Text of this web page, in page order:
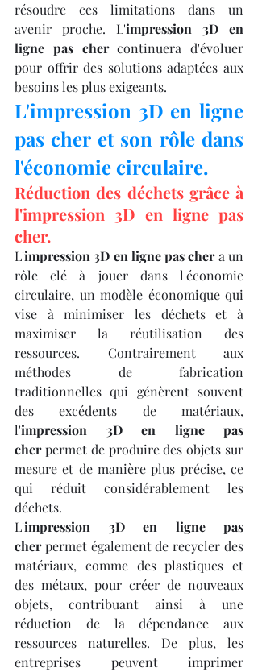
résoudre ces limitations dans un
avenir proche. L'impression 3D en
ligne pas cher continuera d'évoluer
pour offrir des solutions adaptées aux
besoins les plus exigeants.
L'impression 3D en ligne
pas cher et son rôle dans
l'économie circulaire.
Réduction des déchets grâce à
l'impression 3D en ligne pas
cher.
L'impression 3D en ligne pas cher a un
rôle clé à jouer dans l'économie
circulaire, un modèle économique qui
vise à minimiser les déchets et à
maximiser la réutilisation des
ressources. Contrairement aux
méthodes de fabrication
traditionnelles qui génèrent souvent
des excédents de matériaux,
l'impression 3D en ligne pas
cher permet de produire des objets sur
mesure et de manière plus précise, ce
qui réduit considérablement les
déchets.
L'impression 3D en ligne pas
cher permet également de recycler des
matériaux, comme des plastiques et
des métaux, pour créer de nouveaux
objets, contribuant ainsi à une
réduction de la dépendance aux
ressources naturelles. De plus, les
entreprises peuvent imprimer